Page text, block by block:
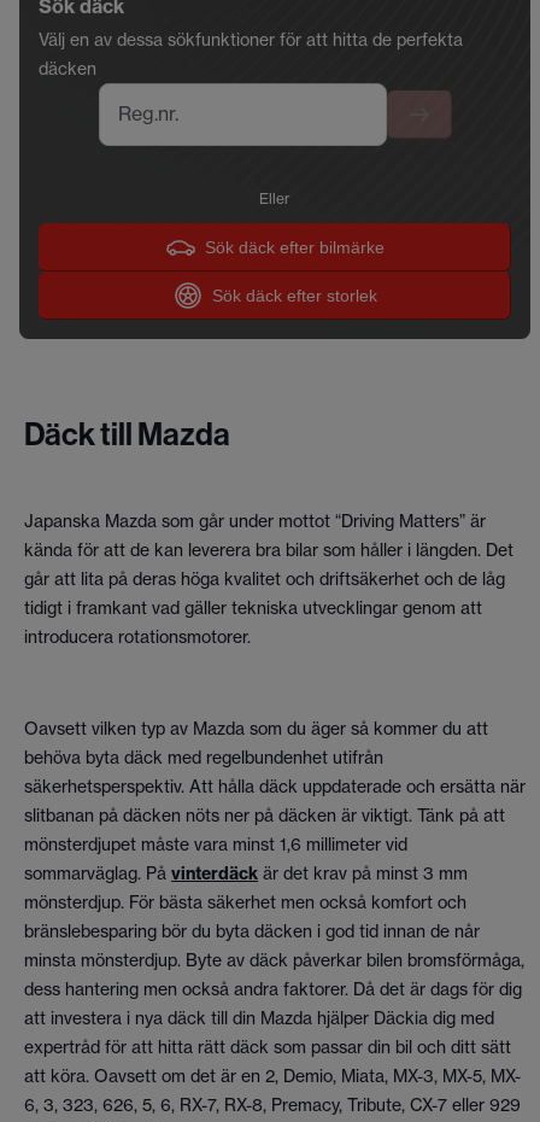
Sök däck
Välj en av dessa sökfunktioner för att hitta de perfekta
däcken
Reg.nr.
Eller
Sök däck efter bilmärke
Sök däck efter storlek
Däck till Mazda
Japanska Mazda som går under mottot “Driving Matters” är
kända för att de kan leverera bra bilar som håller i längden. Det
går att lita på deras höga kvalitet och driftsäkerhet och de låg
tidigt i framkant vad gäller tekniska utvecklingar genom att
introducera rotationsmotorer.
Oavsett vilken typ av Mazda som du äger så kommer du att
behöva byta däck med regelbundenhet utifrån
säkerhetsperspektiv. Att hålla däck uppdaterade och ersätta när
slitbanan på däcken nöts ner på däcken är viktigt. Tänk på att
mönsterdjupet måste vara minst 1,6 millimeter vid
sommarväglag. På vinterdäck är det krav på minst 3 mm
mönsterdjup. För bästa säkerhet men också komfort och
bränslebesparing bör du byta däcken i god tid innan de når
minsta mönsterdjup. Byte av däck påverkar bilen bromsförmåga,
dess hantering men också andra faktorer. Då det är dags för dig
att investera i nya däck till din Mazda hjälper Däckia dig med
expertråd för att hitta rätt däck som passar din bil och ditt sätt
att köra. Oavsett om det är en 2, Demio, Miata, MX-3, MX-5, MX-
6, 3, 323, 626, 5, 6, RX-7, RX-8, Premacy, Tribute, CX-7 eller 929